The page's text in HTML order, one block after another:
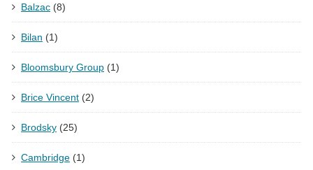
Balzac (8)
Bilan (1)
Bloomsbury Group (1)
Brice Vincent (2)
Brodsky (25)
Cambridge (1)